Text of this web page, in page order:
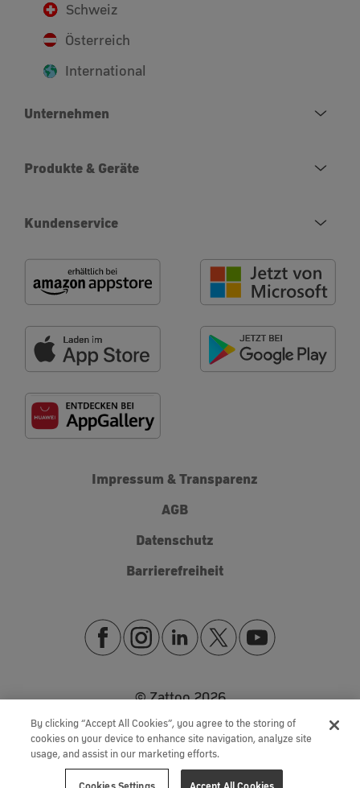
Schweiz
Österreich
International
Unternehmen
Produkte & Geräte
Kundenservice
Impressum & Transparenz
AGB
Datenschutz
Barrierefreiheit
© Zattoo2026
By clicking “Accept All Cookies”, you agree to the storing of
cookies on your device to enhance site navigation, analyze site
usage, and assist in our marketing efforts.